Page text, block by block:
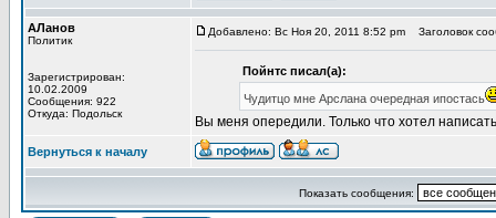
АЛанов
Политик
Зарегистрирован:
10.02.2009
Сообщения: 922
Откуда: Подольск
Добавлено: Вс Ноя 20, 2011 8:52 pm Заголовок
Пойнтс писал(а):
Чудитцо мне Арслана очередная ипостась
Вы меня опередили. Только что хотел
Вернуться к началу
Показать сообщения: